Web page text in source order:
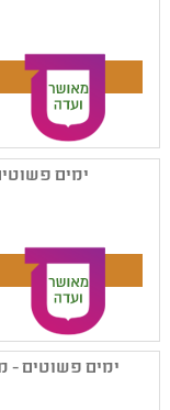
ימים
ימים פשוטים -